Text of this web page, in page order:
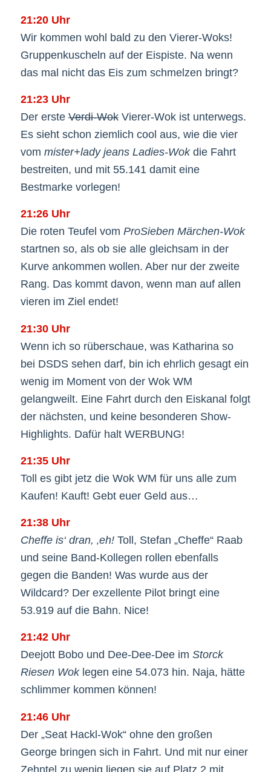
21:20 Uhr
Wir kommen wohl bald zu den Vierer-Woks!
Gruppenkuscheln auf der Eispiste. Na wenn
das mal nicht das Eis zum schmelzen bringt?
21:23 Uhr
Der ersteVerdi-WokVierer-Wok ist unterwegs.
Es sieht schon ziemlich cool aus, wie die vier
vom mister+lady jeans Ladies-Wokdie Fahrt
bestreiten, und mit 55.141 damit eine
Bestmarke vorlegen!
21:26 Uhr
Die roten Teufel vom ProSieben Märchen-Wok
startnen so, als ob sie alle gleichsam in der
Kurve ankommen wollen. Aber nur der zweite
Rang. Das kommt davon, wenn man auf allen
vieren im Ziel endet!
21:30 Uhr
Wenn ich so rüberschaue, was Katharina so
bei DSDS sehen darf, bin ich ehrlich gesagt ein
wenig im Moment von der Wok WM
gelangweilt. Eine Fahrt durch den Eiskanal folgt
der nächsten, und keine besonderen Show-
Highlights. Dafür halt WERBUNG!
21:35 Uhr
Toll es gibt jetz die Wok WM für uns alle zum
Kaufen! Kauft! Gebt euer Geld aus…
21:38 Uhr
Cheffe is‘ dran, ‚eh!Toll, Stefan „Cheffe“ Raab
und seine Band-Kollegen rollen ebenfalls
gegen die Banden! Was wurde aus der
Wildcard? Der exzellente Pilot bringt eine
53.919 auf die Bahn. Nice!
21:42 Uhr
Deejott Bobo und Dee-Dee-Dee im Storck
Riesen Woklegen eine 54.073 hin. Naja, hätte
schlimmer kommen können!
21:46 Uhr
Der „Seat Hackl-Wok“ ohne den großen
George bringen sich in Fahrt. Und mit nur einer
Zehntel zu wenig liegen sie auf Platz 2 mit